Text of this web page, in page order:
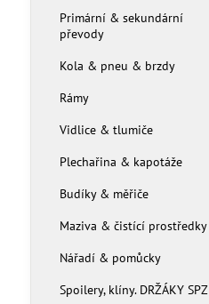
Primární & sekundární
převody
Kola & pneu & brzdy
Rámy
Vidlice & tlumiče
Plechařina & kapotáže
Budíky & měřiče
Maziva & čistící prostředky
Nářadí & pomůcky
Spoilery, klíny. DRŽÁKY SPZ